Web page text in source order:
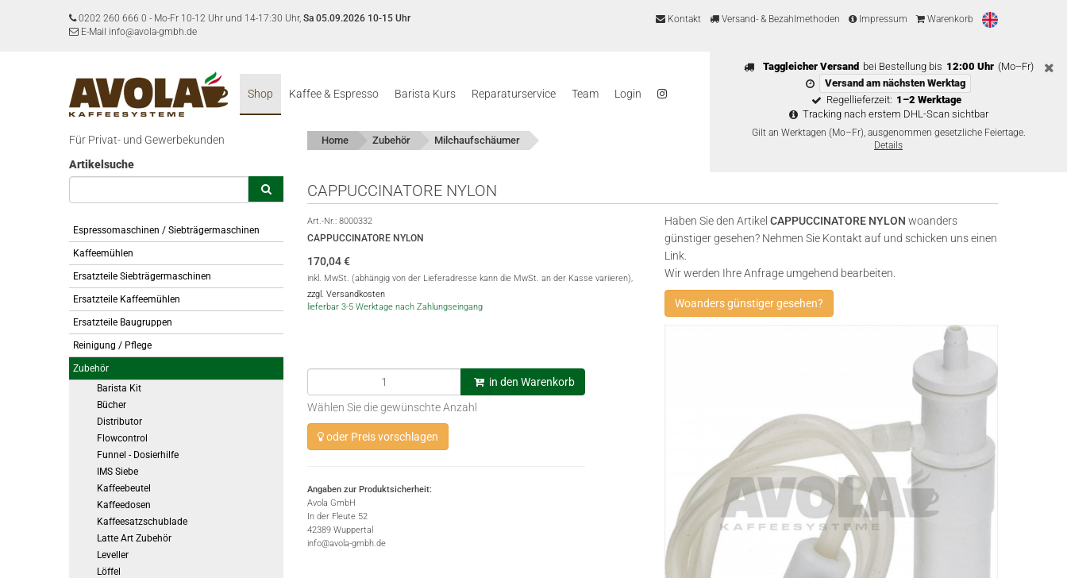
0202 260 666 0 - Mo-Fr 10-12 Uhr und 14-17:30 Uhr, Sa 05.09.2026 10-15 Uhr
E-Mail info@avola-gmbh.de
Kontakt Versand- & Bezahlmethoden Impressum Warenkorb
Taggleicher Versand bei Bestellung bis 12:00 Uhr (Mo–Fr)
Versand am nächsten Werktag
Regellieferzeit: 1–2 Werktage
Tracking nach erstem DHL-Scan sichtbar
Gilt an Werktagen (Mo–Fr), ausgenommen gesetzliche Feiertage.
Details
Shop Kaffee & Espresso Barista Kurs Reparaturservice Team Login
Für Privat- und Gewerbekunden
Artikelsuche
Espressomaschinen / Siebträgermaschinen
Kaffeemühlen
Ersatzteile Siebträgermaschinen
Ersatzteile Kaffeemühlen
Ersatzteile Baugruppen
Reinigung / Pflege
Zubehör
Barista Kit
Bücher
Distributor
Flowcontrol
Funnel - Dosierhilfe
IMS Siebe
Kaffeebeutel
Kaffeedosen
Kaffeesatzschublade
Latte Art Zubehör
Leveller
Löffel
Home Zubehör Milchaufschäumer
CAPPUCCINATORE NYLON
Art.-Nr.: 8000332
CAPPUCCINATORE NYLON
170,04€
inkl. MwSt. (abhängig von der Lieferadresse kann die MwSt. an der Kasse variieren),
zzgl. Versandkosten
lieferbar 3-5 Werktage nach Zahlungseingang
in den Warenkorb
Wählen Sie die gewünschte Anzahl
oder Preis vorschlagen
Angaben zur Produktsicherheit:
Avola GmbH
In der Fleute 52
42389 Wuppertal
info@avola-gmbh.de
Haben Sie den Artikel CAPPUCCINATORE NYLON woanders
günstiger gesehen? Nehmen Sie Kontakt auf und schicken uns einen
Link.
Wir werden Ihre Anfrage umgehend bearbeiten.
Woanders günstiger gesehen?